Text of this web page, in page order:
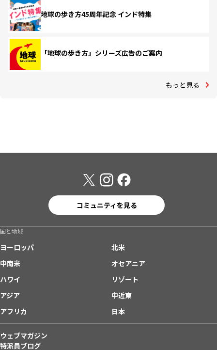
地球の歩き方45周年記念 インド特集
「地球の歩き方」シリーズ広告のご案内
もっと見る
コミュニティを見る
国と地域
ヨーロッパ
北米
中南米
オセアニア
ハワイ
リゾート
アジア
中近東
アフリカ
日本
ウェブマガジン
特派員ブログ